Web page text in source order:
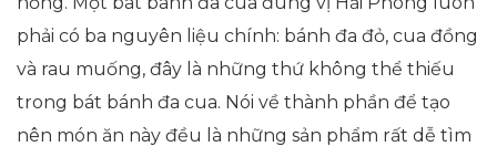
phải có ba nguyên liệu chính: bánh đa đỏ, cua đồng
và rau muống, đây là những thứ không thể thiếu
trong bát bánh đa cua. Nói về thành phần để tạo
nên món ăn này đều là những sản phẩm rất dễ tìm